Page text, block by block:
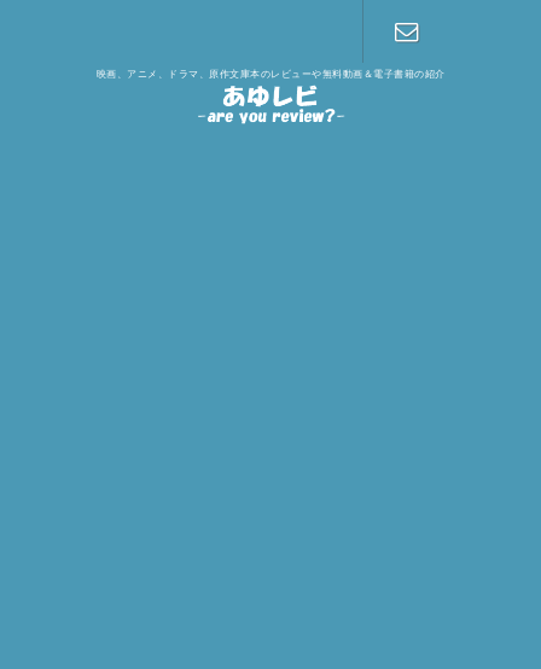
映画、アニメ、ドラマ、原作文庫本のレビューや無料動画＆電子書籍の紹介